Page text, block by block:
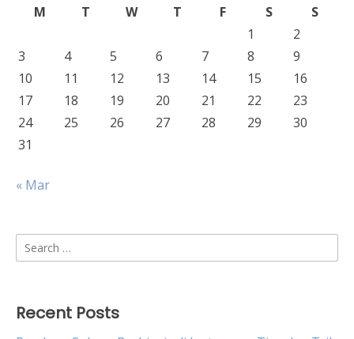
M
T W T F S
S
1
2
3
4 5 6 7 8
9
10
11 12 13 14 15
16
17
18 19 20 21 22
23
24
25 26 27 28 29
30
31
« Mar
Search
for:
Recent Posts